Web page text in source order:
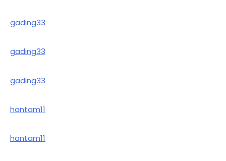
gading33
gading33
gading33
hantam11
hantam11